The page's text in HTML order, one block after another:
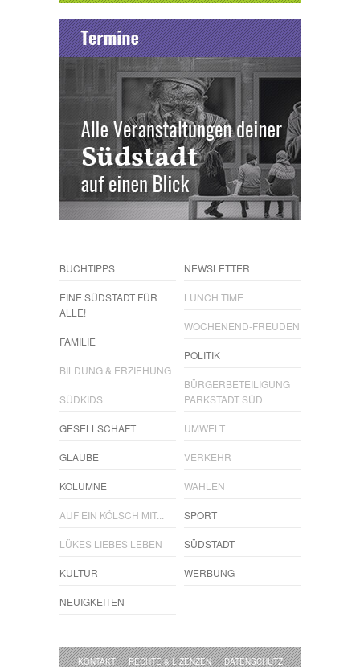
BUCHTIPPS
EINE SÜDSTADT FÜR
ALLE!
FAMILIE
BILDUNG & ERZIEHUNG
SÜDKIDS
GESELLSCHAFT
GLAUBE
KOLUMNE
AUF EIN KÖLSCH MIT...
LÜKES LIEBES LEBEN
KULTUR
NEUIGKEITEN
NEWSLETTER
LUNCH TIME
WOCHENEND-FREUDEN
POLITIK
BÜRGERBETEILIGUNG
PARKSTADT SÜD
UMWELT
VERKEHR
WAHLEN
SPORT
SÜDSTADT
WERBUNG
KONTAKT RECHTE & LIZENZEN DATENSCHUTZ